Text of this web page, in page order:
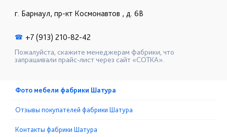
г. Барнаул, пр-кт Космонавтов , д. 6В
☎ +7 (913) 210-82-42
Пожалуйста, скажите менеджерам фабрики, что
запрашивали прайс-лист через сайт «СОТКА».
Фото мебели фабрики Шатура
Отзывы покупателей фабрики Шатура
Контакты фабрики Шатура